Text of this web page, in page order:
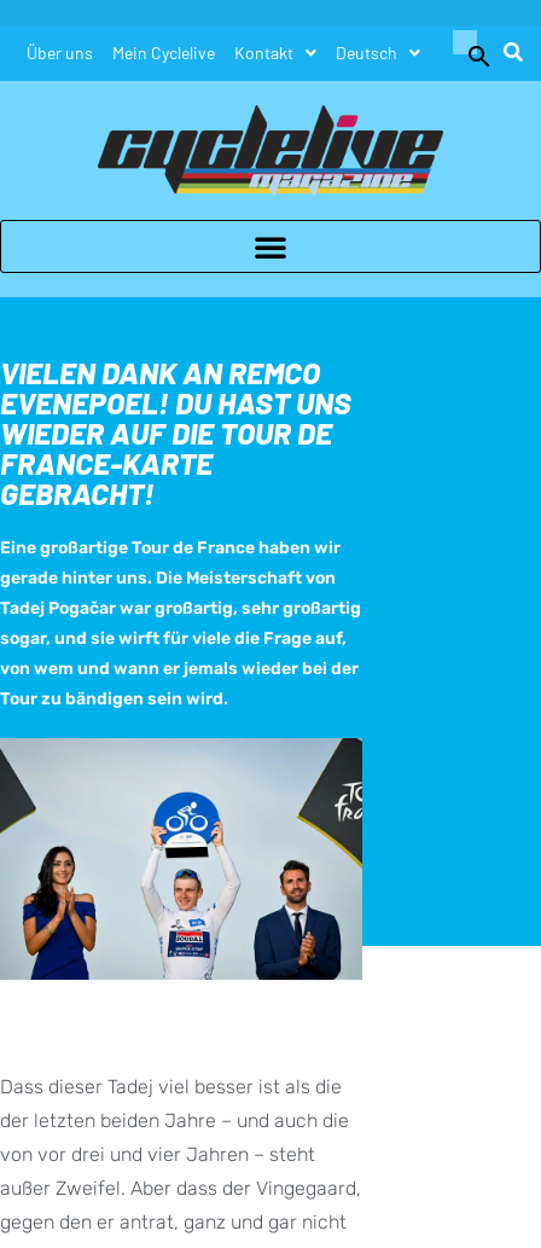
Über uns Mein Cyclelive Kontakt Deutsch
Search
Search Button
VIELEN DANK AN REMCO
EVENEPOEL! DU HAST UNS
WIEDER AUF DIE TOUR DE
FRANCE-KARTE
GEBRACHT!
Eine großartige Tour de France haben wir
gerade hinter uns. Die Meisterschaft von
Tadej Pogačar war großartig, sehr großartig
sogar, und sie wirft für viele die Frage auf,
von wem und wann er jemals wieder bei der
Tour zu bändigen sein wird.
Dass dieser Tadej viel besser ist als die
der letzten beiden Jahre – und auch die
von vor drei und vier Jahren – steht
außer Zweifel. Aber dass der Vingegaard,
gegen den er antrat, ganz und gar nicht